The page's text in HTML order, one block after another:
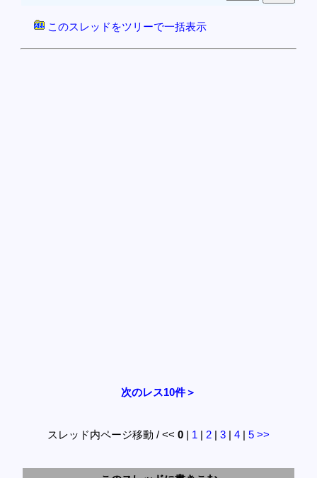
このスレッドをツリーで一括表示
次のレス10件＞
スレッド内ページ移動 / << 0 | 1 | 2 | 3 | 4 | 5 >>